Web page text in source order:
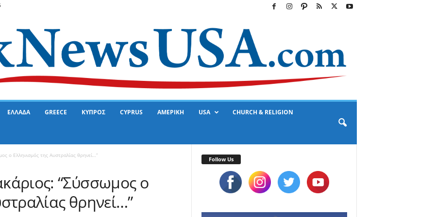
ΕΛΛΑΔΑ GREECE ΚΥΠΡΟΣ CYPRUS ΑΜΕΡΙΚΗ USA CHURCH & RELIGION
ο Ελληνισμός της Αυστραλίας θρηνεί…”
“Σύσσωμος ο
θρηνεί…”
Follow Us